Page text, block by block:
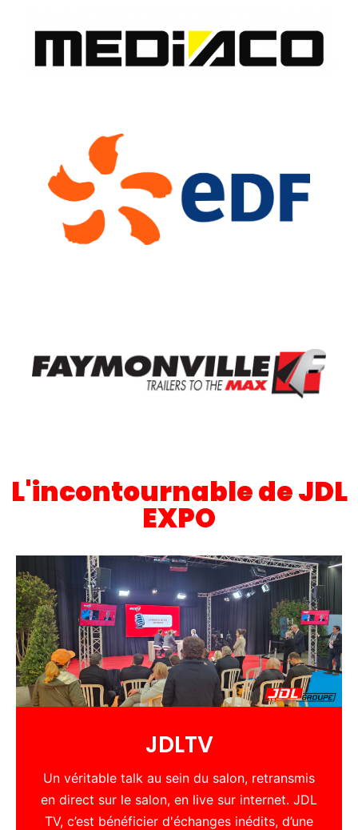
L'incontournable de JDL
EXPO
JDLTV
Un véritable talk au sein du salon, retransmis
en direct sur le salon, en live sur internet. JDL
TV, c’est bénéficier d'échanges inédits, d’une